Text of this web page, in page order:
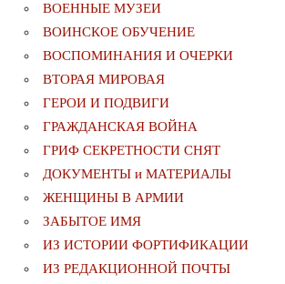
ВОЕННЫЕ МУЗЕИ
ВОИНСКОЕ ОБУЧЕНИЕ
ВОСПОМИНАНИЯ И ОЧЕРКИ
ВТОРАЯ МИРОВАЯ
ГЕРОИ И ПОДВИГИ
ГРАЖДАНСКАЯ ВОЙНА
ГРИФ СЕКРЕТНОСТИ СНЯТ
ДОКУМЕНТЫ и МАТЕРИАЛЫ
ЖЕНЩИНЫ В АРМИИ
ЗАБЫТОЕ ИМЯ
ИЗ ИСТОРИИ ФОРТИФИКАЦИИ
ИЗ РЕДАКЦИОННОЙ ПОЧТЫ